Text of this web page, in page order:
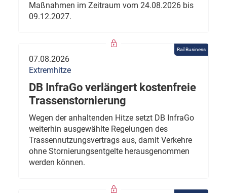
Maßnahmen im Zeitraum vom 24.08.2026 bis
09.12.2027.
Rail Business
07.08.2026
Extremhitze
DB InfraGo verlängert kostenfreie
Trassenstornierung
Wegen der anhaltenden Hitze setzt DB InfraGo
weiterhin ausgewählte Regelungen des
Trassennutzungsvertrags aus, damit Verkehre
ohne Stornierungsentgelte herausgenommen
werden können.